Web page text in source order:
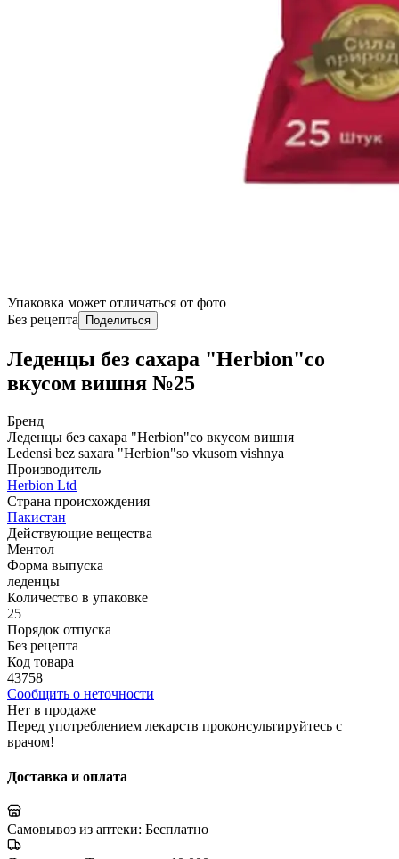
Упаковка может отличаться от фото
Без рецепта
Поделиться
Леденцы без сахара "Herbion"со
вкусом вишня №25
Бренд
Леденцы без сахара "Herbion"со вкусом вишня
Ledensi bez saxara "Herbion"so vkusom vishnya
Производитель
Herbion Ltd
Страна происхождения
Пакистан
Действующие вещества
Ментол
Форма выпуска
леденцы
Количество в упаковке
25
Порядок отпуска
Без рецепта
Код товара
43758
Сообщить о неточности
Нет в продаже
Перед употреблением лекарств проконсультируйтесь с
врачом!
Доставка и оплата
Самовывоз из аптеки: Бесплатно